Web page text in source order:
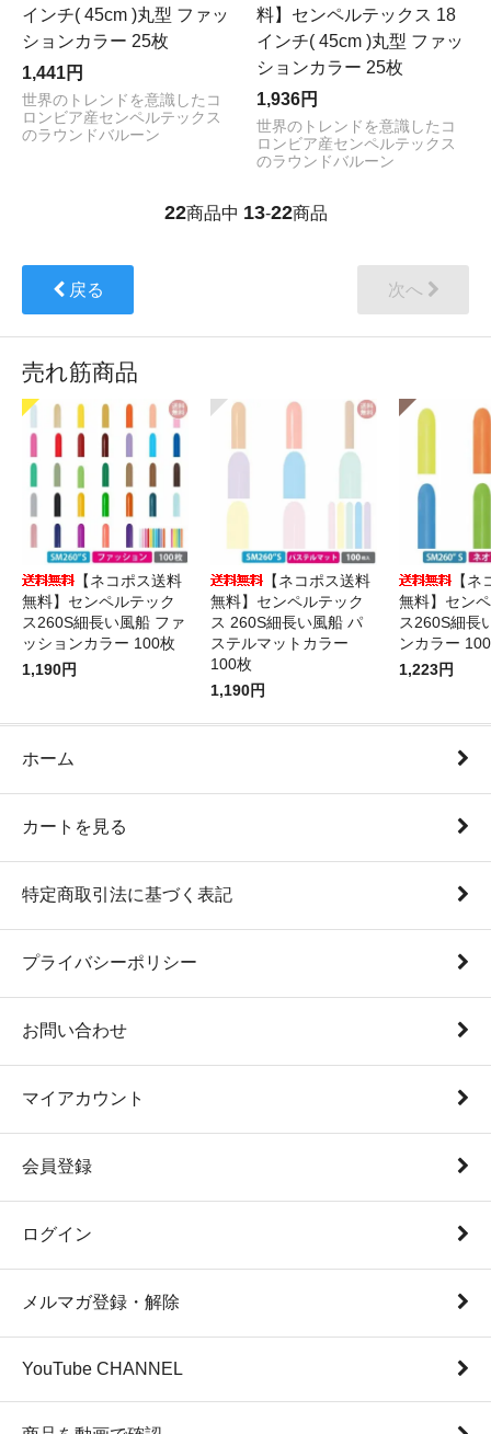
インチ( 45cm )丸型 ファッ
ションカラー 25枚
1,441円
世界のトレンドを意識したコ
ロンビア産センペルテックス
のラウンドバルーン
料】センペルテックス 18
インチ( 45cm )丸型 ファッ
ションカラー 25枚
1,936円
世界のトレンドを意識したコ
ロンビア産センペルテックス
のラウンドバルーン
22商品中 13-22商品
戻る 次へ
売れ筋商品
【ネコポス送料
無料】センペルテック
ス260S細長い風船 ファ
ッションカラー 100枚
1,190円
【ネコポス送料
無料】センペルテック
ス 260S細長い風船 パ
ステルマットカラー
100枚
1,190円
【
無料】セン
ス260S細長
ンカラー
1,223円
ホーム
カートを見る
特定商取引法に基づく表記
プライバシーポリシー
お問い合わせ
マイアカウント
会員登録
ログイン
メルマガ登録・解除
YouTube CHANNEL